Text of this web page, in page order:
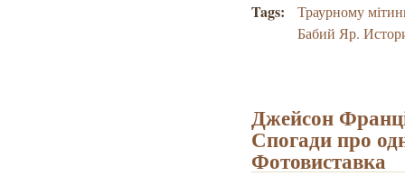
Tags:
Траурному
Бабий Яр.
Джейсон
Спогади про
Фотовиставка